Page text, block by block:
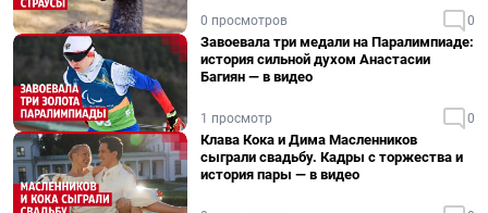
0 просмотров 0
Завоевала три медали на Паралимпиаде:
история сильной духом Анастасии
Багиян — в видео
1 просмотр 0
Клава Кока и Дима Масленников
сыграли свадьбу. Кадры с торжества и
история пары — в видео